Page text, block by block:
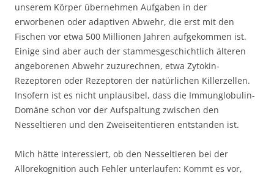
unserem Körper übernehmen Aufgaben in der
erworbenen oder adaptiven Abwehr, die erst mit den
Fischen vor etwa 500 Millionen Jahren aufgekommen ist.
Einige sind aber auch der stammesgeschichtlich älteren
angeborenen Abwehr zuzurechnen, etwa Zytokin-
Rezeptoren oder Rezeptoren der natürlichen Killerzellen.
Insofern ist es nicht unplausibel, dass die Immunglobulin-
Domäne schon vor der Aufspaltung zwischen den
Nesseltieren und den Zweiseitentieren entstanden ist.
Mich hätte interessiert, ob den Nesseltieren bei der
Allorekognition auch Fehler unterlaufen: Kommt es vor,